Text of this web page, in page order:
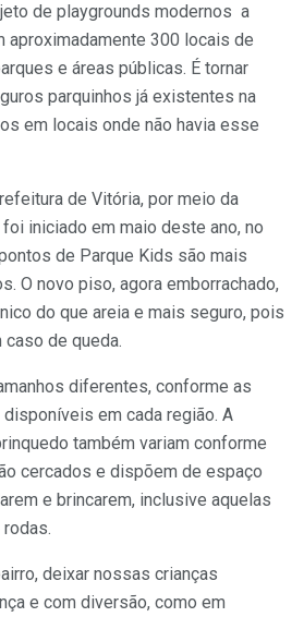
de playgrounds modernos a
aproximadamente 300 locais de
e áreas públicas. É tornar
parquinhos já existentes na
em locais onde não havia esse
de Vitória, por meio da
iniciado em maio deste ano, no
de Parque Kids são mais
O novo piso, agora emborrachado,
do que areia e mais seguro, pois
de queda.
diferentes, conforme as
em cada região. A
também variam conforme
cercados e dispõem de espaço
e brincarem, inclusive aquelas
deixar nossas crianças
e com diversão, como em